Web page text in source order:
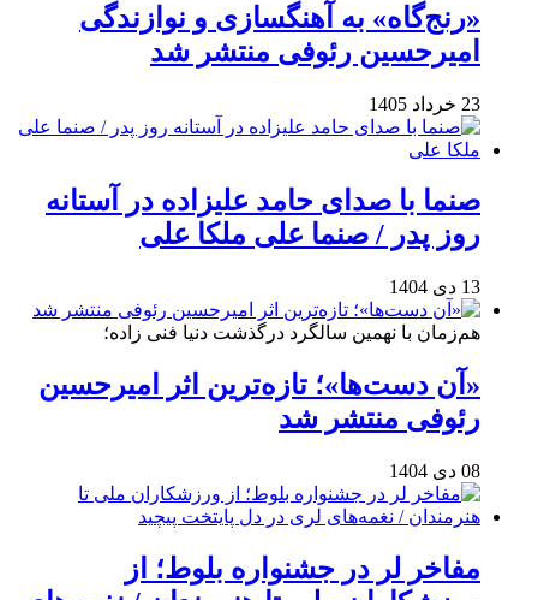
«رنج‌گاه» به آهنگسازی و نوازندگی
امیرحسین رئوفی منتشر شد
23 خرداد 1405
صنما با صدای حامد علیزاده در آستانه
روز پدر / صنما علی ملکا علی
13 دی 1404
هم‌زمان با نهمین سالگرد درگذشت دنیا فنی زاده؛
«آن دست‌ها»؛ تازه‌ترین اثر امیرحسین
رئوفی منتشر شد
08 دی 1404
مفاخر لر در جشنواره بلوط؛ از